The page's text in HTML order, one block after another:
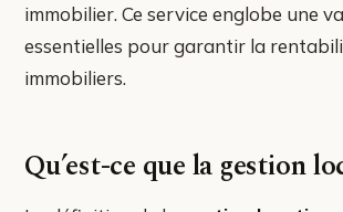
immobilier. Ce service englobe une
essentielles pour garantir la
immobiliers.
Qu’est-ce que la gestion